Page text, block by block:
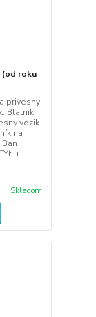
(od roku
privesny
Blatnik
vozik
na
+
Skladom